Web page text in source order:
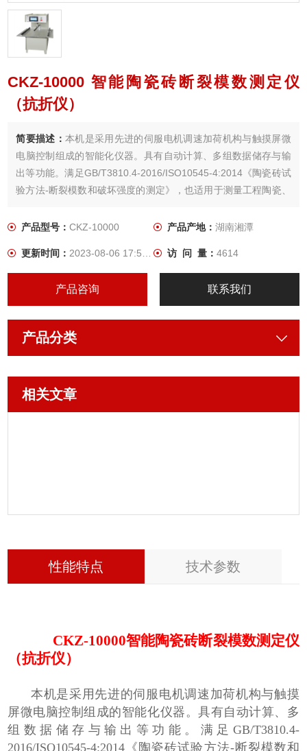
CKZ-10000 智能陶瓷砖断裂模数测定仪
（抗折仪）
简要描述： 本机是采用先进的伺服电机调速加荷机构与触摸屏微
电脑控制组成的智能化仪器。具有自动计算、多组数据储存与输
出等功能。满足GB/T3810.4-2016/ISO10545-4:2014《陶瓷砖试
验方法-断裂模数和破坏强度的测定》，也适用于测量工程陶瓷、
模量测试之用。更换夹具还可以用于测定耐破性能等参数。 适用
水泥波瓦及脊瓦抗折试验》，GB/T9966.1-2001《天然饰面石材
抗折试验》，GB/T7019-1997《纤维水泥制品抗折试验》，
GB/T9775-1999《纸面石膏板抗折试验》。
产品型号：CKZ-10000 产品产地： 湖南湘潭
更新时间：2023-08-06 17:56:54 访 问 量： 4614
产品咨询 联系我们
产品分类
相关文章
性能特点 技术参数
CKZ-10000智能陶瓷砖断裂模数测定仪
（抗折仪）
本机是采用先进的伺服电机调速加荷机构与触摸
屏微电脑控制组成的智能化仪器。具有自动计算、多
组数据储存与输出等功能。满足GB/T3810.4-
2016/ISO10545-4:2014《陶瓷砖试验方法-断裂模数和